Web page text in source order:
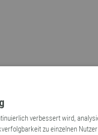
verbessert wird,
zu einzelnen